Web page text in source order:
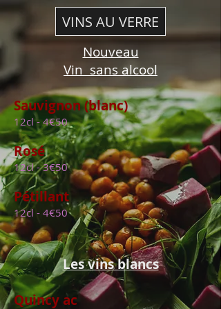
VINS AU VERRE
Nouveau
Vin sans alcool
Sauvignon (blanc)
12cl - 4€50
Rosé
12cl - 3€50
Pétillant
12cl - 4€50
Les vins blancs
Quincy ac